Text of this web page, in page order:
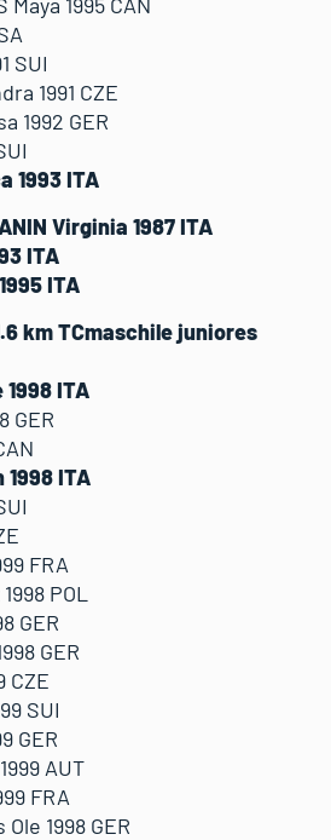
SUI
1991 CZE
1992 GER
1993 ITA
Virginia 1987 ITA
ITA
ITA
km TCmaschile juniores
1998 ITA
GER
1998 ITA
FRA
POL
GER
GER
CZE
SUI
GER
AUT
FRA
1998 GER